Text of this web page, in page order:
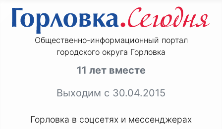
Общественно-информационный портал
городского округа Горловка
11 лет вместе
Выходим с 30.04.2015
Горловка в соцсетях и мессенджерах